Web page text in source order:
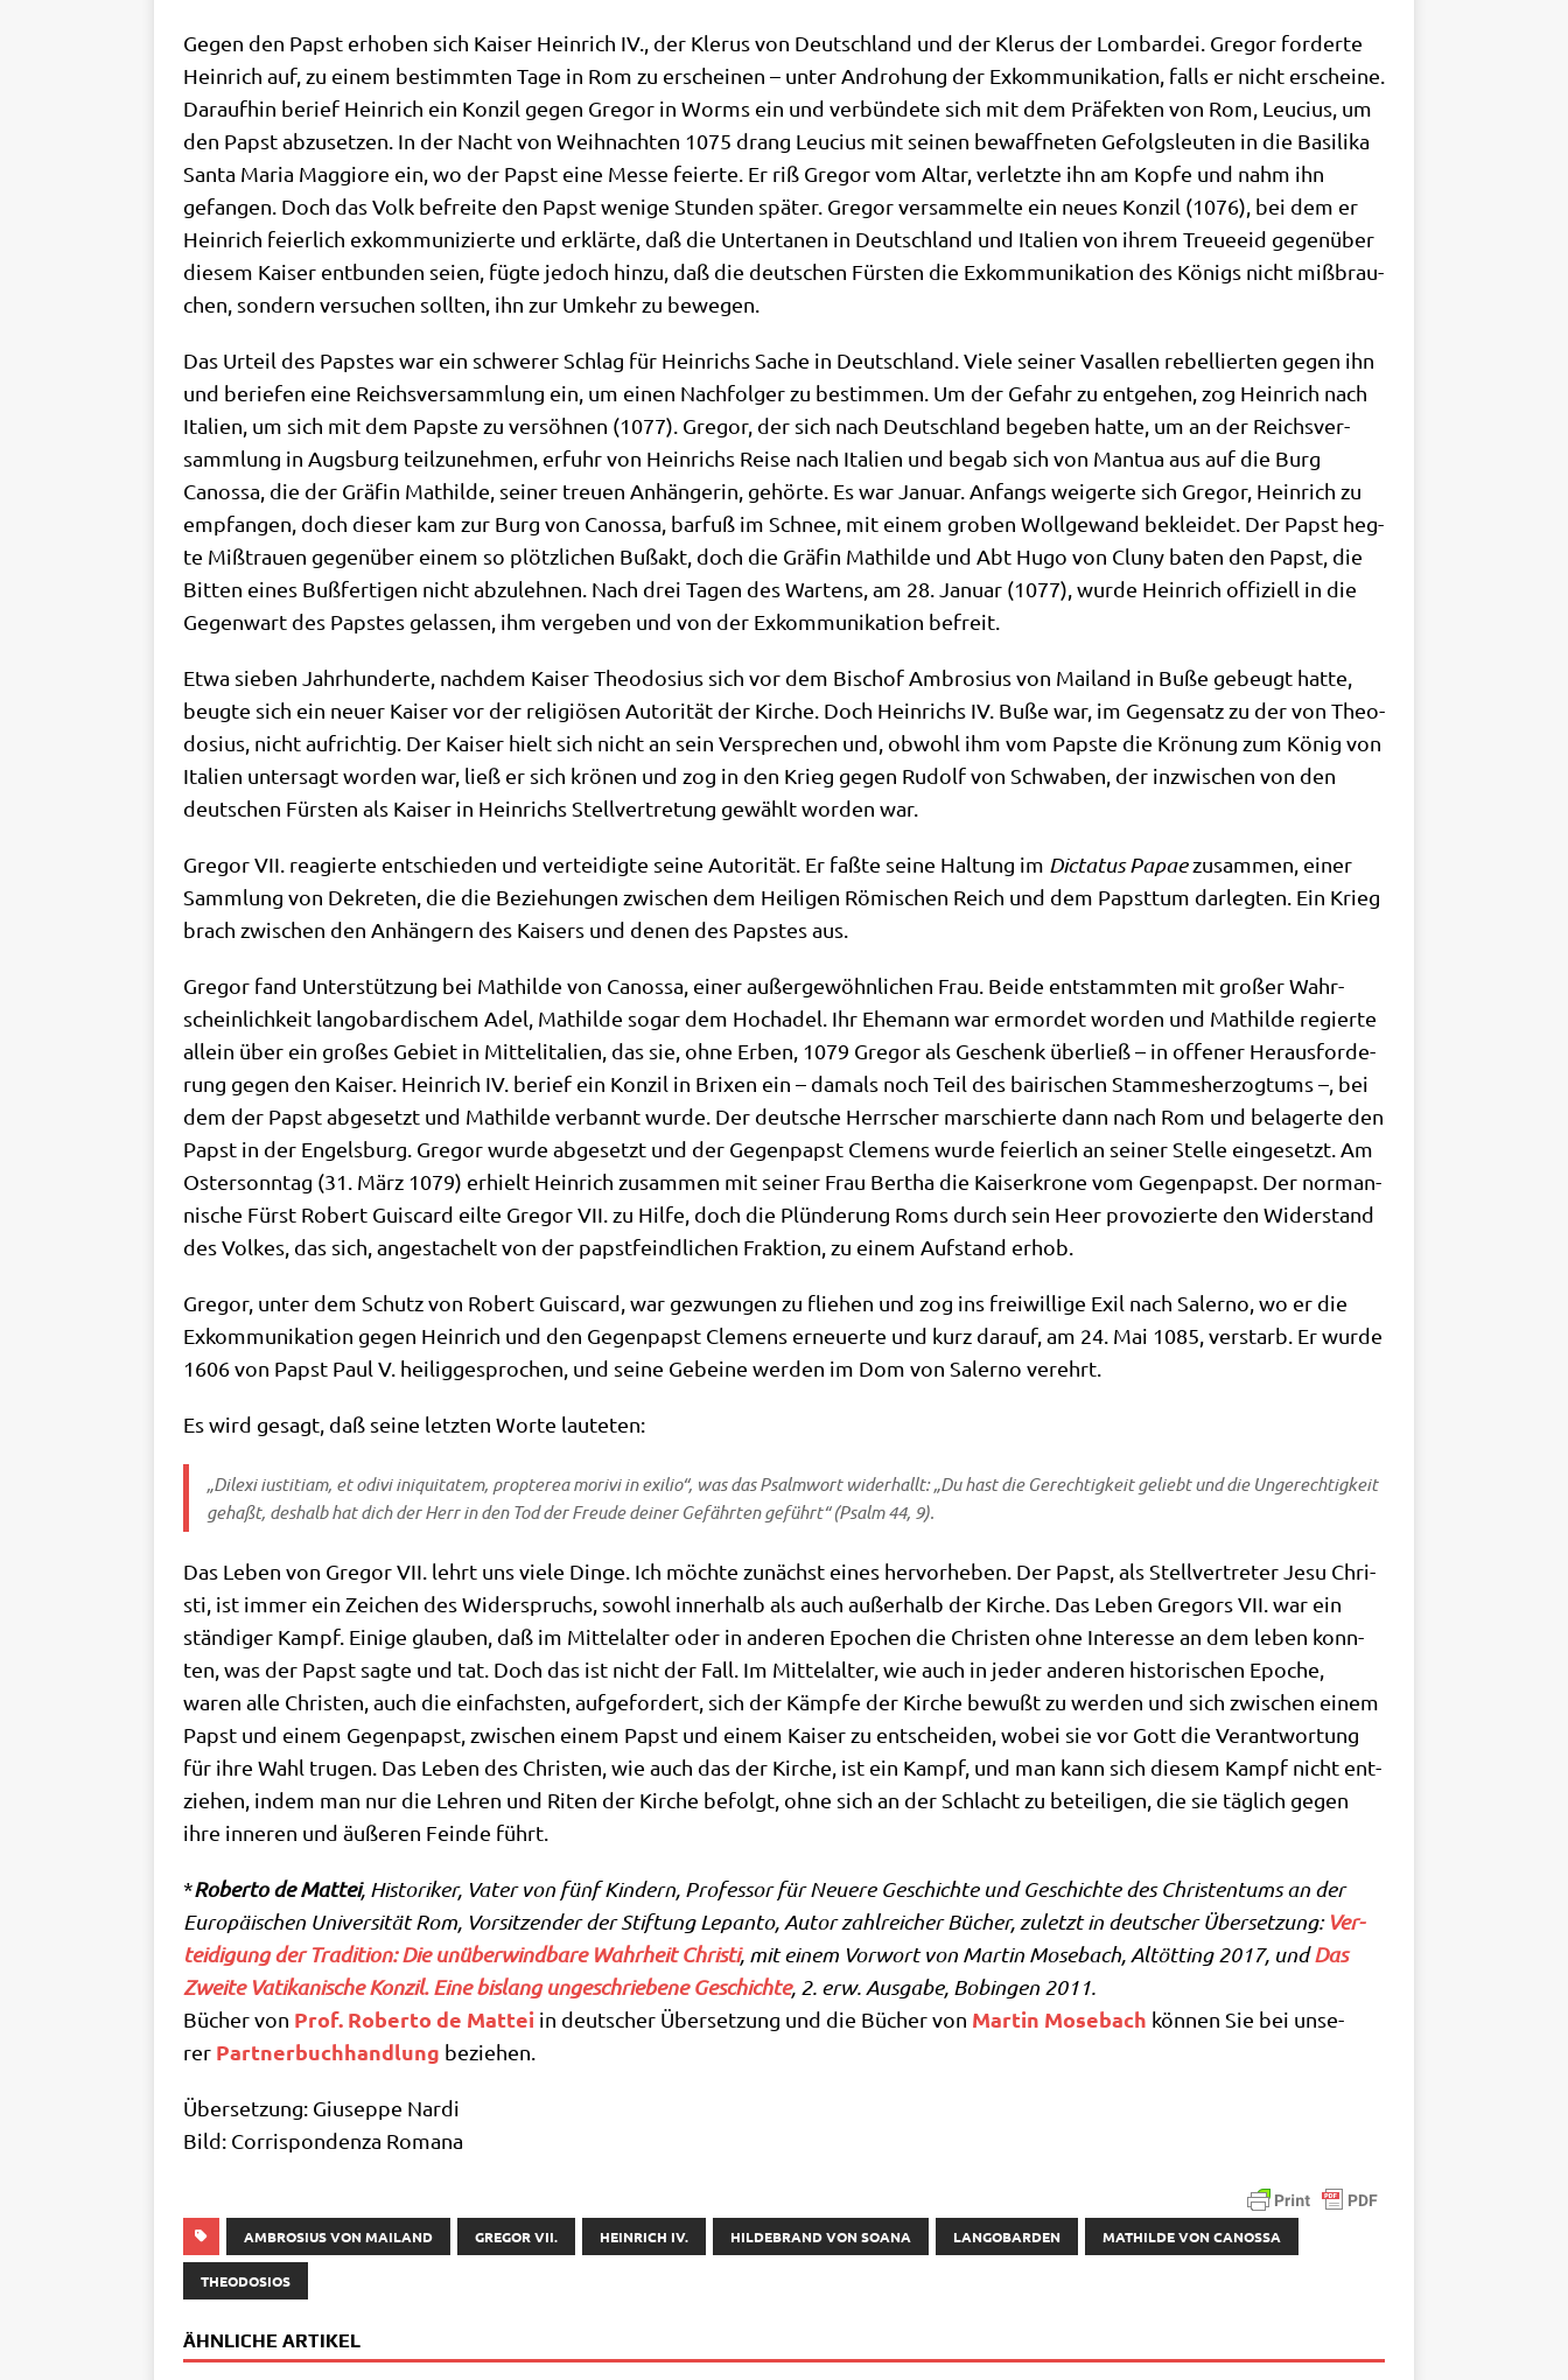
Gegen den Papst erho­ben sich Kai­ser Hein­rich IV., der Kle­rus von Deutsch­land und der Kle­rus der Lom­bar­dei. Gre­gor for­der­te
Hein­rich auf, zu einem bestimm­ten Tage in Rom zu erschei­nen – unter Andro­hung der Exkom­mu­ni­ka­ti­on, falls er nicht erschei­ne.
Dar­auf­hin berief Hein­rich ein Kon­zil gegen Gre­gor in Worms ein und ver­bün­de­te sich mit dem Prä­fek­ten von Rom, Leu­ci­us, um
den Papst abzu­set­zen. In der Nacht von Weih­nach­ten 1075 drang Leu­ci­us mit sei­nen bewaff­ne­ten Gefolgs­leu­ten in die Basi­li­ka
San­ta Maria Mag­gio­re ein, wo der Papst eine Mes­se fei­er­te. Er riß Gre­gor vom Altar, ver­letz­te ihn am Kop­fe und nahm ihn
gefan­gen. Doch das Volk befrei­te den Papst weni­ge Stun­den spä­ter. Gre­gor ver­sam­mel­te ein neu­es Kon­zil (1076), bei dem er
Hein­rich fei­er­lich exkom­mu­ni­zier­te und erklär­te, daß die Unter­ta­nen in Deutsch­land und Ita­li­en von ihrem Treue­eid gegen­über
die­sem Kai­ser ent­bun­den sei­en, füg­te jedoch hin­zu, daß die deut­schen Für­sten die Exkom­mu­ni­ka­ti­on des Königs nicht miß­brau­
chen, son­dern ver­su­chen soll­ten, ihn zur Umkehr zu bewegen.
Das Urteil des Pap­stes war ein schwe­rer Schlag für Hein­richs Sache in Deutsch­land. Vie­le sei­ner Vasal­len rebel­lier­ten gegen ihn
und berie­fen eine Reichs­ver­samm­lung ein, um einen Nach­fol­ger zu bestim­men. Um der Gefahr zu ent­ge­hen, zog Hein­rich nach
Ita­li­en, um sich mit dem Pap­ste zu ver­söh­nen (1077). Gre­gor, der sich nach Deutsch­land bege­ben hat­te, um an der Reichs­ver­
samm­lung in Augs­burg teil­zu­neh­men, erfuhr von Hein­richs Rei­se nach Ita­li­en und begab sich von Man­tua aus auf die Burg
Canos­sa, die der Grä­fin Mat­hil­de, sei­ner treu­en Anhän­ge­rin, gehör­te. Es war Janu­ar. Anfangs wei­ger­te sich Gre­gor, Hein­rich zu
emp­fan­gen, doch die­ser kam zur Burg von Canos­sa, bar­fuß im Schnee, mit einem gro­ben Woll­ge­wand beklei­det. Der Papst heg­
te Miß­trau­en gegen­über einem so plötz­li­chen Buß­akt, doch die Grä­fin Mat­hil­de und Abt Hugo von Clu­ny baten den Papst, die
Bit­ten eines Buß­fer­ti­gen nicht abzu­leh­nen. Nach drei Tagen des War­tens, am 28. Janu­ar (1077), wur­de Hein­rich offi­zi­ell in die
Gegen­wart des Pap­stes gelas­sen, ihm ver­ge­ben und von der Exkom­mu­ni­ka­ti­on befreit.
Etwa sie­ben Jahr­hun­der­te, nach­dem Kai­ser Theo­dosi­us sich vor dem Bischof Ambro­si­us von Mai­land in Buße gebeugt hat­te,
beug­te sich ein neu­er Kai­ser vor der reli­giö­sen Auto­ri­tät der Kir­che. Doch Hein­richs IV. Buße war, im Gegen­satz zu der von Theo­
dosi­us, nicht auf­rich­tig. Der Kai­ser hielt sich nicht an sein Ver­spre­chen und, obwohl ihm vom Pap­ste die Krö­nung zum König von
Ita­li­en unter­sagt wor­den war, ließ er sich krö­nen und zog in den Krieg gegen Rudolf von Schwa­ben, der inzwi­schen von den
deut­schen Für­sten als Kai­ser in Hein­richs Stell­ver­tre­tung gewählt wor­den war.
Gre­gor VII. reagier­te ent­schie­den und ver­tei­dig­te sei­ne Auto­ri­tät. Er faß­te sei­ne Hal­tung im Dic­ta­tus Papaezusam­men, einer
Samm­lung von Dekre­ten, die die Bezie­hun­gen zwi­schen dem Hei­li­gen Römi­schen Reich und dem Papst­tum dar­leg­ten. Ein Krieg
brach zwi­schen den Anhän­gern des Kai­sers und denen des Pap­stes aus.
Gre­gor fand Unter­stüt­zung bei Mat­hil­de von Canos­sa, einer außer­ge­wöhn­li­chen Frau. Bei­de ent­stamm­ten mit gro­ßer Wahr­
schein­lich­keit lan­go­bar­di­schem Adel, Mat­hil­de sogar dem Hoch­adel. Ihr Ehe­mann war ermor­det wor­den und Mat­hil­de regier­te
allein über ein gro­ßes Gebiet in Mit­tel­ita­li­en, das sie, ohne Erben, 1079 Gre­gor als Geschenk über­ließ – in offe­ner Her­aus­for­de­
rung gegen den Kai­ser. Hein­rich IV. berief ein Kon­zil in Bri­xen ein – damals noch Teil des bai­ri­schen Stam­mes­her­zog­tums –, bei
dem der Papst abge­setzt und Mat­hil­de ver­bannt wur­de. Der deut­sche Herr­scher mar­schier­te dann nach Rom und bela­ger­te den
Papst in der Engels­burg. Gre­gor wur­de abge­setzt und der Gegen­papst Cle­mens wur­de fei­er­lich an sei­ner Stel­le ein­ge­setzt. Am
Oster­sonn­tag (31. März 1079) erhielt Hein­rich zusam­men mit sei­ner Frau Ber­tha die Kai­ser­kro­ne vom Gegen­papst. Der nor­man­
ni­sche Fürst Robert Guis­card eil­te Gre­gor VII. zu Hil­fe, doch die Plün­de­rung Roms durch sein Heer pro­vo­zier­te den Wider­stand
des Vol­kes, das sich, ange­sta­chelt von der papst­feind­li­chen Frak­ti­on, zu einem Auf­stand erhob.
Gre­gor, unter dem Schutz von Robert Guis­card, war gezwun­gen zu flie­hen und zog ins frei­wil­li­ge Exil nach Saler­no, wo er die
Exkom­mu­ni­ka­ti­on gegen Hein­rich und den Gegen­papst Cle­mens erneu­er­te und kurz dar­auf, am 24. Mai 1085, ver­starb. Er wur­de
1606 von Papst Paul V. hei­lig­ge­spro­chen, und sei­ne Gebei­ne wer­den im Dom von Saler­no verehrt.
Es wird gesagt, daß sei­ne letz­ten Wor­te lauteten:
„Dil­e­xi ius­ti­ti­am, et odi­vi ini­quitatem, prop­te­rea mori­vi in exi­lio“, was das Psalm­wort wider­hallt: „Du hast die Gerech­tig­keit geliebt und die Unge­rech­tig­keit
gehaßt, des­halb hat dich der Herr in den Tod der Freu­de dei­ner Gefähr­ten geführt“ (Psalm 44, 9).
Das Leben von Gre­gor VII. lehrt uns vie­le Din­ge. Ich möch­te zunächst eines her­vor­he­ben. Der Papst, als Stell­ver­tre­ter Jesu Chri­
sti, ist immer ein Zei­chen des Wider­spruchs, sowohl inner­halb als auch außer­halb der Kir­che. Das Leben Gre­gors VII. war ein
stän­di­ger Kampf. Eini­ge glau­ben, daß im Mit­tel­al­ter oder in ande­ren Epo­chen die Chri­sten ohne Inter­es­se an dem leben konn­
ten, was der Papst sag­te und tat. Doch das ist nicht der Fall. Im Mit­tel­al­ter, wie auch in jeder ande­ren histo­ri­schen Epo­che,
waren alle Chri­sten, auch die ein­fach­sten, auf­ge­for­dert, sich der Kämp­fe der Kir­che bewußt zu wer­den und sich zwi­schen einem
Papst und einem Gegen­papst, zwi­schen einem Papst und einem Kai­ser zu ent­schei­den, wobei sie vor Gott die Ver­ant­wor­tung
für ihre Wahl tru­gen. Das Leben des Chri­sten, wie auch das der Kir­che, ist ein Kampf, und man kann sich die­sem Kampf nicht ent­
zie­hen, indem man nur die Leh­ren und Riten der Kir­che befolgt, ohne sich an der Schlacht zu betei­li­gen, die sie täg­lich gegen
ihre inne­ren und äuße­ren Fein­de führt.
*Rober­to de Mat­tei, Histo­ri­ker, Vater von fünf Kin­dern, Pro­fes­sor für Neue­re Geschich­te und Geschich­te des Chri­sten­tums an der
Euro­päi­schen Uni­ver­si­tät Rom, Vor­sit­zen­der der Stif­tung Lepan­to, Autor zahl­rei­cher Bücher, zuletzt in deut­scher Über­set­zung: Ver­
tei­di­gung der Tra­di­ti­on: Die unüber­wind­ba­re Wahr­heit Chri­sti, mit einem Vor­wort von Mar­tin Mose­bach, Alt­öt­ting 2017, undDas
Zwei­te Vati­ka­ni­sche Kon­zil. Eine bis­lang unge­schrie­be­ne Geschich­te, 2. erw. Aus­ga­be, Bobin­gen 2011.
Bücher von Prof. Rober­to de Mat­tei in deut­scher Über­set­zung und die Bücher von Mar­tin Mose­bach kön­nen Sie bei unse­
rer Part­ner­buch­hand­lung beziehen.
Über­set­zung: Giu­sep­pe Nar­di
Bild: Cor­ri­spon­den­za Romana
AMBROSIUS VON MAILAND GREGOR VII. HEINRICH IV. HILDEBRAND VON SOANA LANGOBARDEN MATHILDE VON CANOSSA
THEODOSIOS
ÄHNLICHE ARTIKEL